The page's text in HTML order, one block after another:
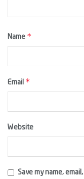
Name *
Email *
Website
Save my name,